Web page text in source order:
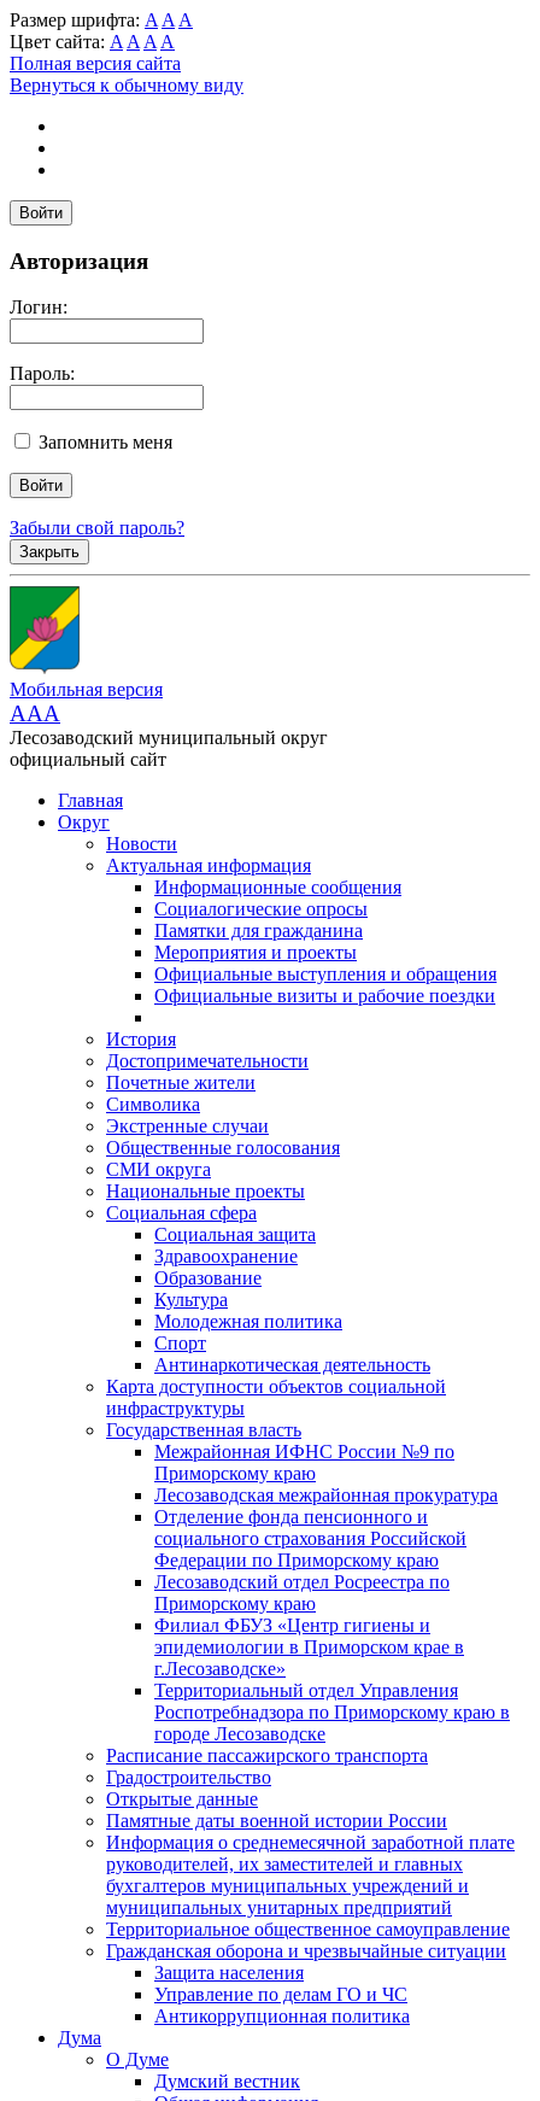
Размер шрифта: A A A
Цвет сайта: A A A A
Полная версия сайта
Вернуться к обычному виду
Войти
Авторизация
Логин:
Пароль:
Запомнить меня
Забыли свой пароль?
Закрыть
Мобильная версия
AAA
Лесозаводский муниципальный округ
официальный сайт
Главная
Округ
Новости
Актуальная информация
Информационные сообщения
Социалогические опросы
Памятки для гражданина
Мероприятия и проекты
Официальные выступления и обращения
Официальные визиты и рабочие поездки
История
Достопримечательности
Почетные жители
Символика
Экстренные случаи
Общественные голосования
СМИ округа
Национальные проекты
Социальная сфера
Социальная защита
Здравоохранение
Образование
Культура
Молодежная политика
Спорт
Антинаркотическая деятельность
Карта доступности объектов социальной
инфраструктуры
Государственная власть
Межрайонная ИФНС России №9 по
Приморскому краю
Лесозаводская межрайонная прокуратура
Отделение фонда пенсионного и
социального страхования Российской
Федерации по Приморскому краю
Лесозаводский отдел Росреестра по
Приморскому краю
Филиал ФБУЗ «Центр гигиены и
эпидемиологии в Приморском крае в
г.Лесозаводске»
Территориальный отдел Управления
Роспотребнадзора по Приморскому краю в
городе Лесозаводске
Расписание пассажирского транспорта
Градостроительство
Открытые данные
Памятные даты военной истории России
Информация о среднемесячной заработной плате
руководителей, их заместителей и главных
бухгалтеров муниципальных учреждений и
муниципальных унитарных предприятий
Территориальное общественное самоуправление
Гражданская оборона и чрезвычайные ситуации
Защита населения
Управление по делам ГО и ЧС
Антикоррупционная политика
Дума
О Думе
Думский вестник